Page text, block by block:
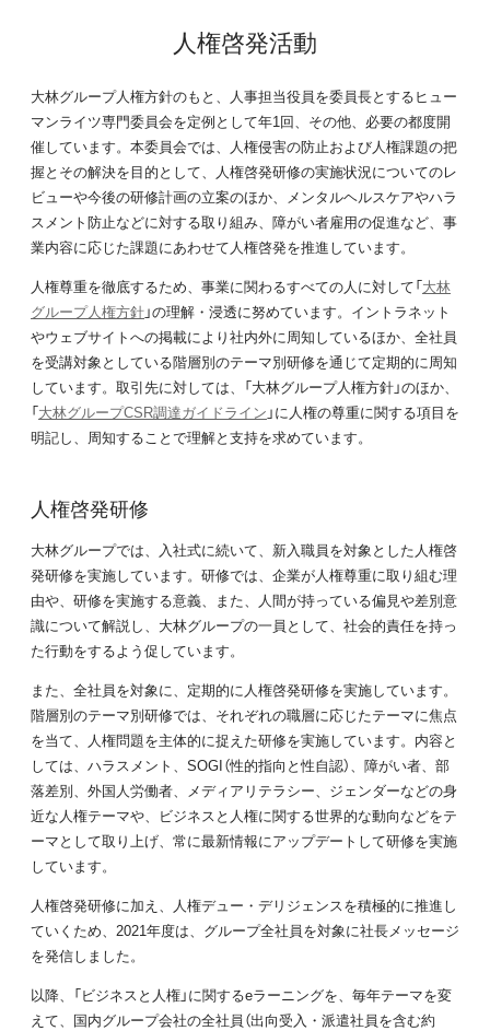
人権啓発活動
大林グループ人権方針のもと、人事担当役員を委員長とするヒュー
マンライツ専門委員会を定例として年1回、その他、必要の都度開
催しています。本委員会では、人権侵害の防止および人権課題の把
握とその解決を目的として、人権啓発研修の実施状況についてのレ
ビューや今後の研修計画の立案のほか、メンタルヘルスケアやハラ
スメント防止などに対する取り組み、障がい者雇用の促進など、事
業内容に応じた課題にあわせて人権啓発を推進しています。
人権尊重を徹底するため、事業に関わるすべての人に対して「大林
グループ人権方針」の理解・浸透に努めています。イントラネット
やウェブサイトへの掲載により社内外に周知しているほか、全社員
を受講対象としている階層別のテーマ別研修を通じて定期的に周知
しています。取引先に対しては、「大林グループ人権方針」のほか、
「大林グループCSR調達ガイドライン 」に人権の尊重に関する項目を
明記し、周知することで理解と支持を求めています。
人権啓発研修
大林グループでは、入社式に続いて、新入職員を対象とした人権啓
発研修を実施しています。研修では、企業が人権尊重に取り組む理
由や、研修を実施する意義、また、人間が持っている偏見や差別意
識について解説し、大林グループの一員として、社会的責任を持っ
た行動をするよう促しています。
また、全社員を対象に、定期的に人権啓発研修を実施しています。
階層別のテーマ別研修では、それぞれの職層に応じたテーマに焦点
を当て、人権問題を主体的に捉えた研修を実施しています。内容と
しては、ハラスメント、SOGI（性的指向と性自認）、障がい者、部
落差別、外国人労働者、メディアリテラシー、ジェンダーなどの身
近な人権テーマや、ビジネスと人権に関する世界的な動向などをテ
ーマとして取り上げ、常に最新情報にアップデートして研修を実施
しています。
人権啓発研修に加え、人権デュー・デリジェンスを積極的に推進し
ていくため、2021年度は、グループ全社員を対象に社長メッセージ
を発信しました。
以降、「ビジネスと人権」に関するeラーニングを、毎年テーマを変
えて、国内グループ会社の全社員（出向受入・派遣社員を含む約